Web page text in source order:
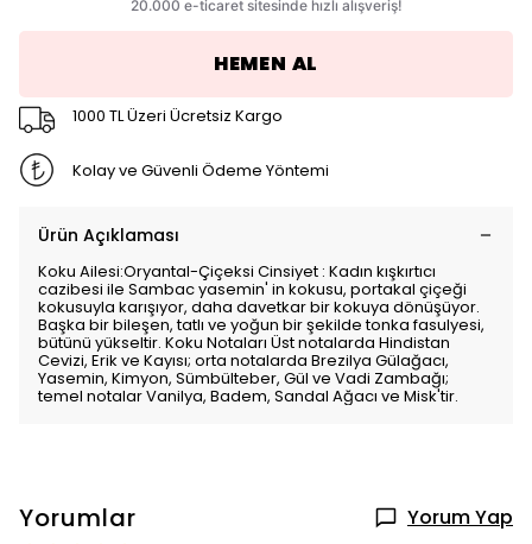
HEMEN AL
1000 TL Üzeri Ücretsiz Kargo
Kolay ve Güvenli Ödeme Yöntemi
Ürün Açıklaması
Koku Ailesi:Oryantal-Çiçeksi Cinsiyet : Kadın kışkırtıcı
cazibesi ile Sambac yasemin' in kokusu, portakal çiçeği
kokusuyla karışıyor, daha davetkar bir kokuya dönüşüyor.
Başka bir bileşen, tatlı ve yoğun bir şekilde tonka fasulyesi,
bütünü yükseltir. Koku Notaları Üst notalarda Hindistan
Cevizi, Erik ve Kayısı; orta notalarda Brezilya Gülağacı,
Yasemin, Kimyon, Sümbülteber, Gül ve Vadi Zambağı;
temel notalar Vanilya, Badem, Sandal Ağacı ve Misk'tir.
Yorumlar Yorum Yap